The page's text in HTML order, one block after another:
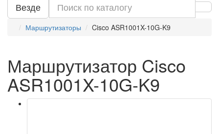
Везде
Маршрутизаторы Cisco ASR1001X-10G-K9
Маршрутизатор Cisco
ASR1001X-10G-K9